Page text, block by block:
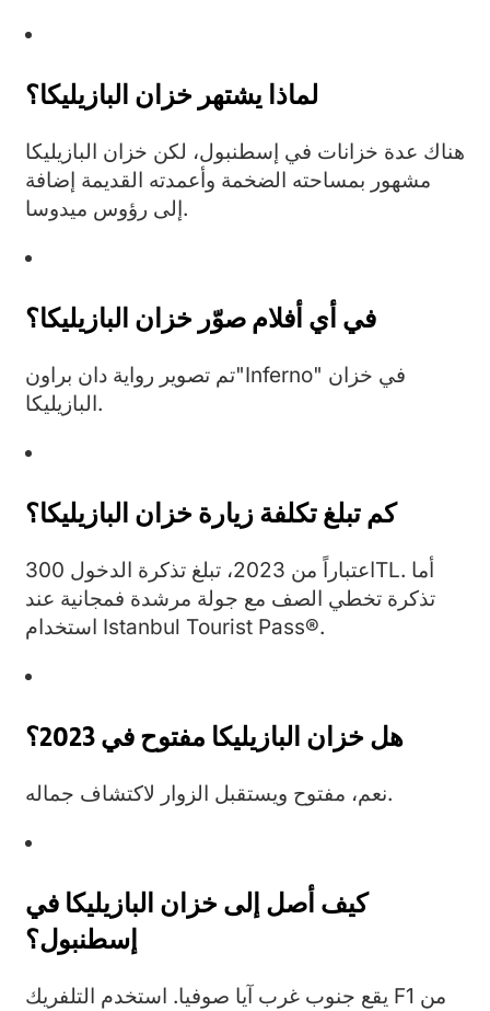
لماذا يشتهر خزان البازيليكا؟
هناك عدة خزانات في إسطنبول، لكن خزان البازيليكا
مشهور بمساحته الضخمة وأعمدته القديمة إضافة
إلى رؤوس ميدوسا.
في أي أفلام صوّر خزان البازيليكا؟
تم تصوير رواية دان براون"Inferno" في خزان
البازيليكا.
كم تبلغ تكلفة زيارة خزان البازيليكا؟
اعتباراً من 2023، تبلغ تذكرة الدخول 300TL. أما
تذكرة تخطي الصف مع جولة مرشدة فمجانية عند
استخدام Istanbul Tourist Pass®.
هل خزان البازيليكا مفتوح في 2023؟
نعم، مفتوح ويستقبل الزوار لاكتشاف جماله.
كيف أصل إلى خزان البازيليكا في
إسطنبول؟
يقع جنوب غرب آيا صوفيا. استخدم التلفريك F1 من